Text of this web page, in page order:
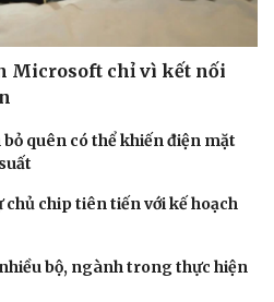
Microsoft chỉ vì kết nối
quên có thể khiến điện mặt
chip tiên tiến với kế hoạch
bộ, ngành trong thực hiện